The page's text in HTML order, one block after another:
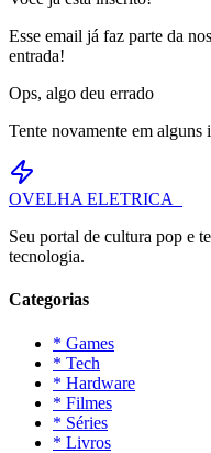
Esse email já faz parte da
entrada!
Ops, algo deu errado
Tente novamente em alguns
OVELHA ELETRICA_
Seu portal de cultura pop e
tecnologia.
Categorias
* Games
* Tech
* Hardware
* Filmes
* Séries
* Livros